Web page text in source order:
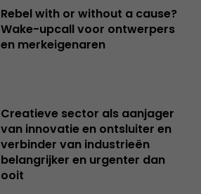
Rebel with or without a cause?
Wake-upcall voor ontwerpers
en merkeigenaren
Creatieve sector als aanjager
van innovatie en ontsluiter en
verbinder van industrieën
belangrijker en urgenter dan
ooit